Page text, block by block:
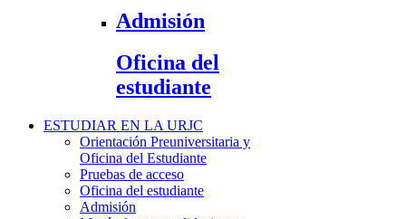
Admisión
Oficina del
estudiante
ESTUDIAR EN LA URJC
Orientación Preuniversitaria y
Oficina del Estudiante
Pruebas de acceso
Oficina del estudiante
Admisión